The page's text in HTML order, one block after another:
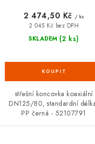
SKLADEM (2 ks)
2 045 Kč bez DPH
2 474,50 Kč / ks
střešní koncovka koaxiální
DN125/80, standardní
PP černá - 52107791